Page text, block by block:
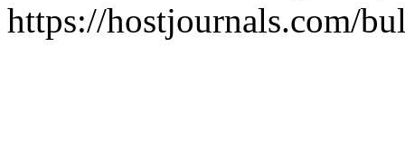
https://hostjournals.com/